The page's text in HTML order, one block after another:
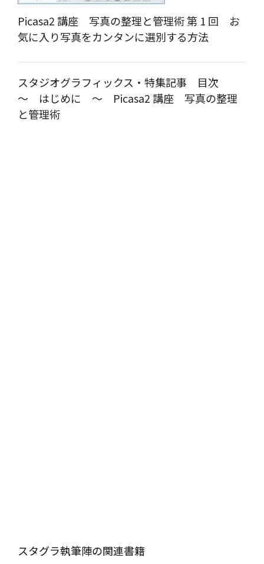
Picasa2 講座 写真の整理と管理術 第 1 回 お
気に入り写真をカンタンに選別する方法
スタジオグラフィックス・特集記事 目次
～ はじめに ～ Picasa2 講座 写真の整理
と管理術
スタグラ執筆陣の関連書籍